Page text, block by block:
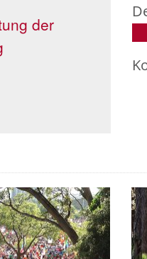
der